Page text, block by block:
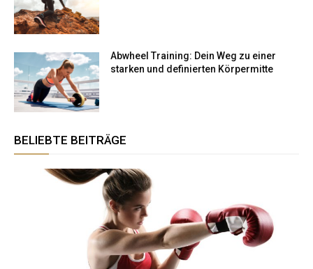
Abwheel Training: Dein Weg zu einer
starken und definierten Körpermitte
BELIEBTE BEITRÄGE